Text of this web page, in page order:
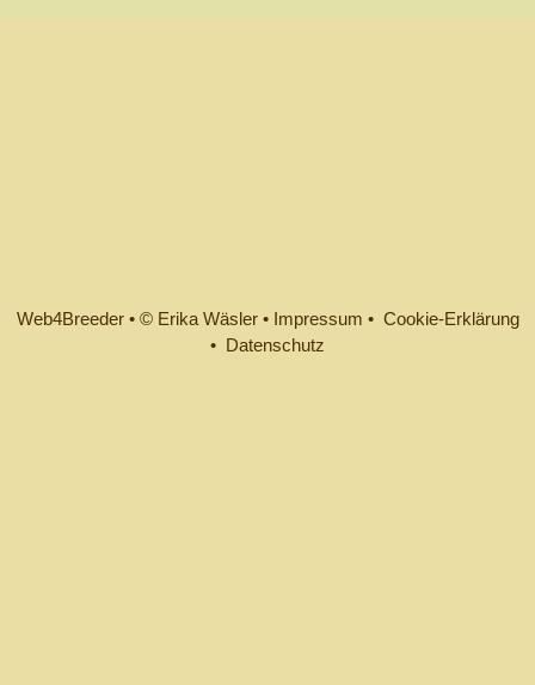
Web4Breeder• © Erika Wäsler• Impressum • Cookie-Erklärung
• Datenschutz